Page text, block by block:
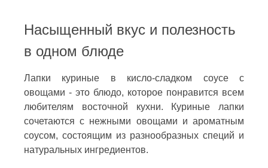
Насыщенный вкус и полезность
в одном блюде
Лапки куриные в кисло-сладком соусе с
овощами - это блюдо, которое понравится всем
любителям восточной кухни. Куриные лапки
сочетаются с нежными овощами и ароматным
соусом, состоящим из разнообразных специй и
натуральных ингредиентов.